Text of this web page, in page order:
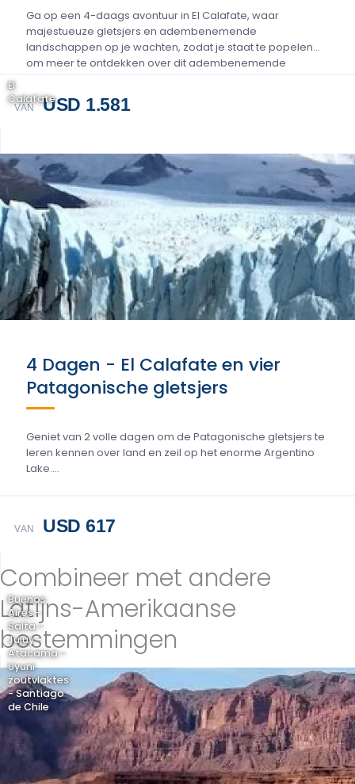
Ga op een 4-daags avontuur in El Calafate, waar
majestueuze gletsjers en adembenemende
landschappen op je wachten, zodat je staat te popelen
om meer te ontdekken over dit adembenemende
VAN USD 1.581
El
Calafate
4 Dagen - El Calafate en vier
Patagonische gletsjers
Geniet van 2 volle dagen om de Patagonische gletsjers te
leren kennen over land en zeil op het enorme Argentino
Lake....
VAN USD 617
Combineer met andere
Latijns-Amerikaanse
bestemmingen
Buenos
Aires -
Salta -
Jujuy -
Atacama -
Uyuni
zoutvlaktes
- Santiago
de Chile